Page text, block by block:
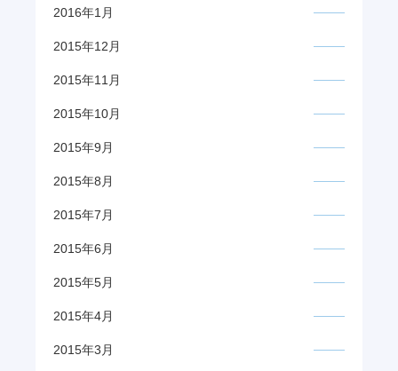
2016年1月
2015年12月
2015年11月
2015年10月
2015年9月
2015年8月
2015年7月
2015年6月
2015年5月
2015年4月
2015年3月